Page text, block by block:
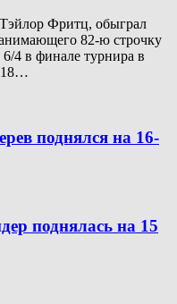
Фритц, обыграл
82-ю строчку
4 в финале турнира в
18…
поднялся на 16-
поднялась на 15